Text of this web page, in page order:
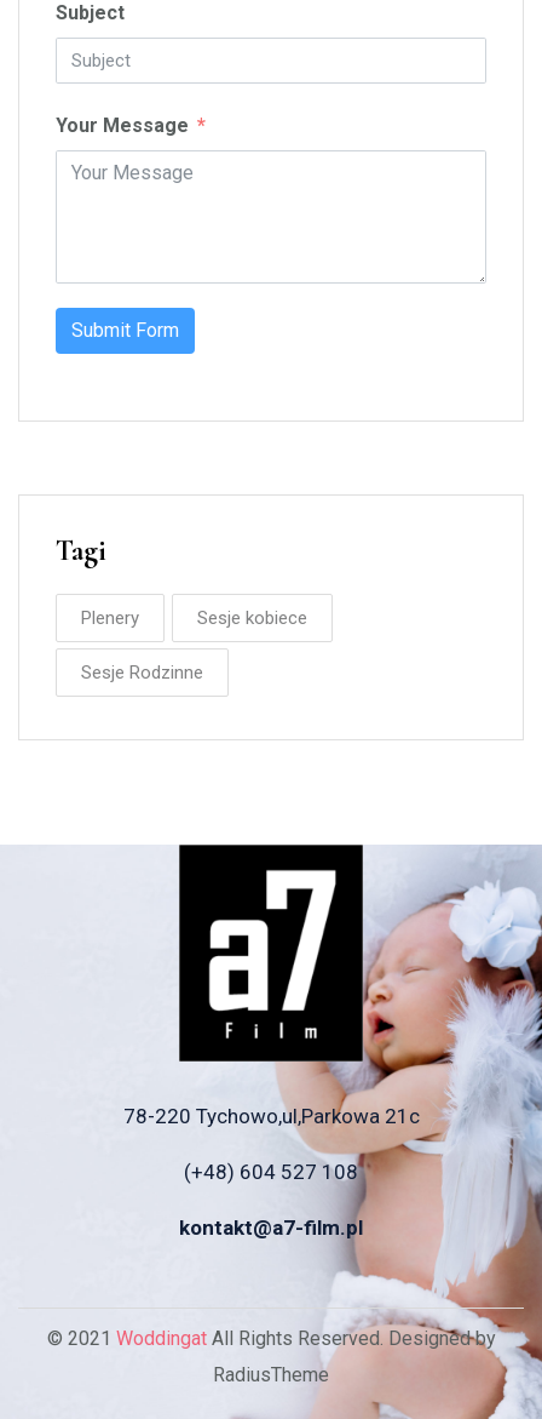
Subject
Your Message
Submit Form
Tagi
Plenery Sesje kobiece
Sesje Rodzinne
78-220 Tychowo,ul,Parkowa 21c
(+48) 604 527 108
kontakt@a7-film.pl
© 2021 WoddingatAll Rights Reserved. Designed by
RadiusTheme